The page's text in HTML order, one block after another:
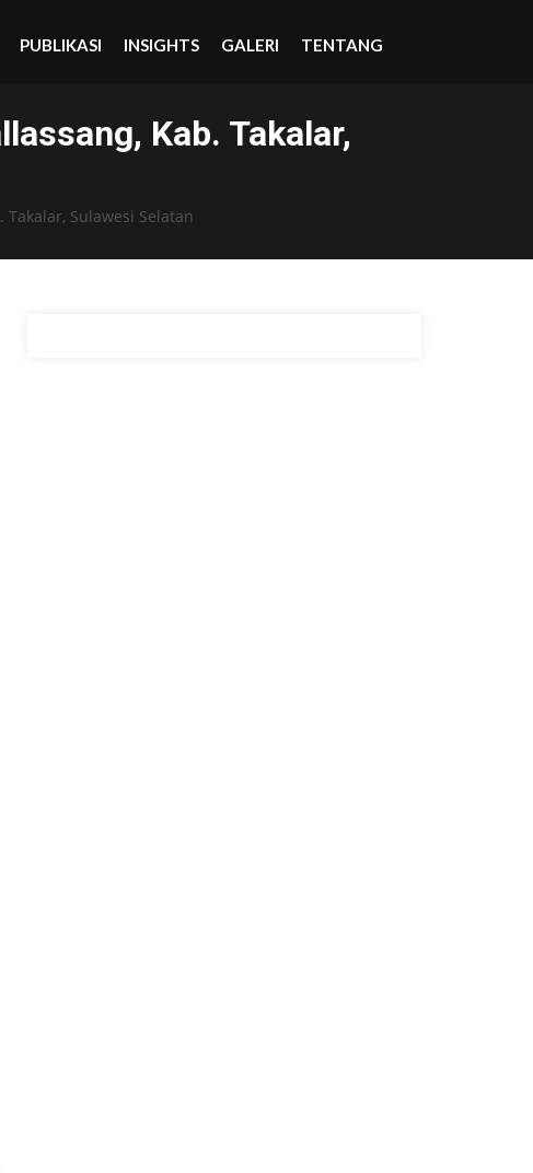
PUBLIKASI INSIGHTS GALERI TENTANG
Kab. Takalar,
Sulawesi Selatan